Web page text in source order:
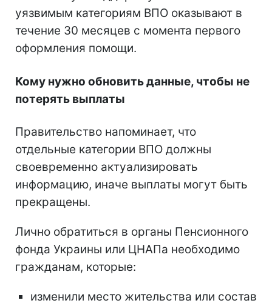
уязвимым категориям ВПО оказывают в
течение 30 месяцев с момента первого
оформления помощи.
Кому нужно обновить данные, чтобы не
потерять выплаты
Правительство напоминает, что
отдельные категории ВПО должны
своевременно актуализировать
информацию, иначе выплаты могут быть
прекращены.
Лично обратиться в органы Пенсионного
фонда Украины или ЦНАПа необходимо
гражданам, которые:
изменили место жительства или состав